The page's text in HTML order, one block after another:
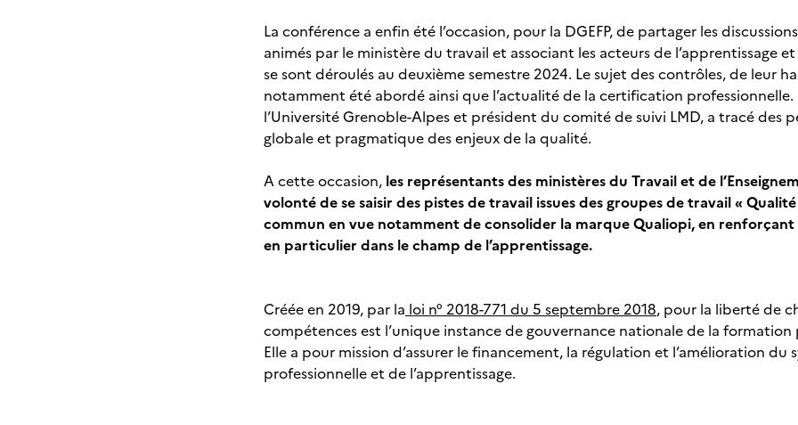
La conférence a enfin été l’occasion, pour la DGEFP, de partager les
animés par le ministère du travail et associant les acteurs de l’apprentissage
se sont déroulés au deuxième semestre 2024. Le sujet des contrôles, de leur
notamment été abordé ainsi que l’actualité de la certification
l’Université Grenoble-Alpes et président du comité de suivi LMD, a tracé des
globale et pragmatique des enjeux de la qualité.
A cette occasion, les représentants des ministères du Travail et de
volonté de se saisir des pistes de travail issues des groupes de travail «
commun en vue notamment de consolider la marque Qualiopi, en
en particulier dans le champ de l’apprentissage.
Créée en 2019, par la loi n° 2018-771 du 5 septembre 2018, pour la liberté de
compétences est l’unique instance de gouvernance nationale de la formation
Elle a pour mission d’assurer le financement, la régulation et l’amélioration
professionnelle et de l’apprentissage.